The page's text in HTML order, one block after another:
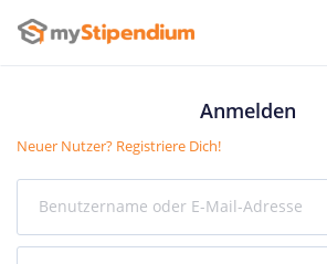
Anmelden
Neuer Nutzer? Registriere Dich!
Benutzername oder E-Mail-Adresse